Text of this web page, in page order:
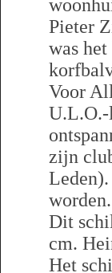
Pieter
was
Voor
zijn
worden.
Dit
cm.
Het